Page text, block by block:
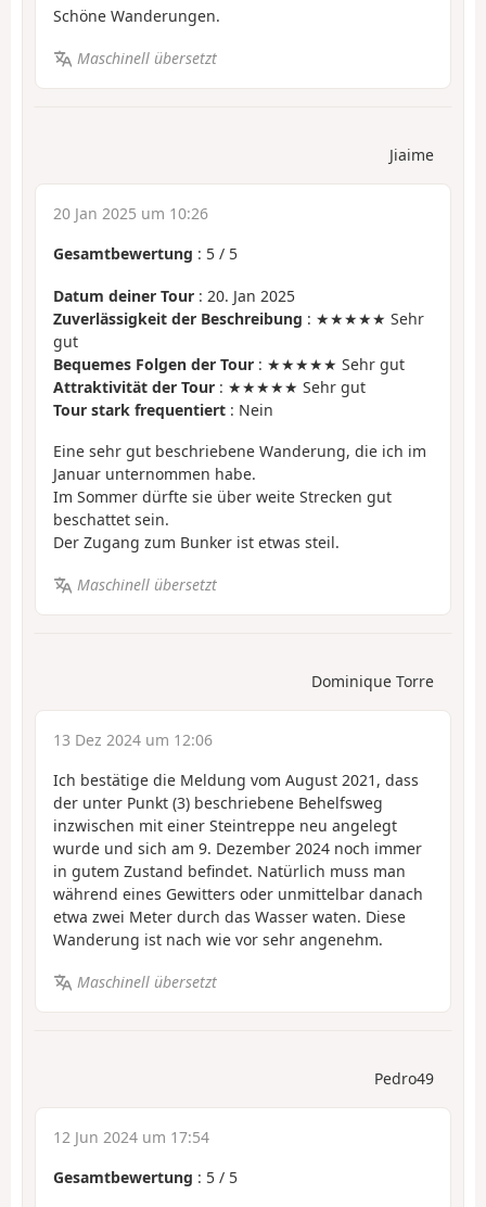
Schöne Wanderungen.
Maschinell übersetzt
Jiaime
20 Jan 2025 um 10:26
Gesamtbewertung : 5 / 5
Datum deiner Tour : 20. Jan 2025
Zuverlässigkeit der Beschreibung : ★★★★★ Sehr
gut
Bequemes Folgen der Tour : ★★★★★ Sehr gut
Attraktivität der Tour : ★★★★★ Sehr gut
Tour stark frequentiert : Nein
Eine sehr gut beschriebene Wanderung, die ich im
Januar unternommen habe.
Im Sommer dürfte sie über weite Strecken gut
beschattet sein.
Der Zugang zum Bunker ist etwas steil.
Maschinell übersetzt
Dominique Torre
13 Dez 2024 um 12:06
Ich bestätige die Meldung vom August 2021, dass
der unter Punkt (3) beschriebene Behelfsweg
inzwischen mit einer Steintreppe neu angelegt
wurde und sich am 9. Dezember 2024 noch immer
in gutem Zustand befindet. Natürlich muss man
während eines Gewitters oder unmittelbar danach
etwa zwei Meter durch das Wasser waten. Diese
Wanderung ist nach wie vor sehr angenehm.
Maschinell übersetzt
Pedro49
12 Jun 2024 um 17:54
Gesamtbewertung : 5 / 5